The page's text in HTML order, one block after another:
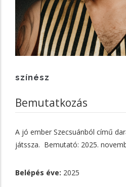
színész
Bemutatkozás
A jó ember Szecsuánból című
játssza. Bemutató: 2025.
Belépés éve: 2025